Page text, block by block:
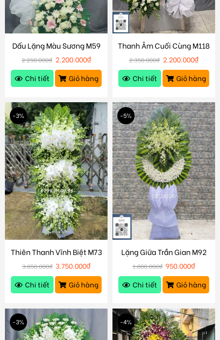
Dấu Lặng Màu Sương M59
2.250.000₫ 2.200.000₫
Chi tiết
Giỏ hàng
Thanh Âm Cuối Cùng M118
2.350.000₫ 2.200.000₫
Chi tiết
Giỏ hàng
-3%
Thiên Thanh Vĩnh Biệt M73
3.850.000₫ 3.750.000₫
Chi tiết
Giỏ hàng
-5%
Lặng Giữa Trần Gian M92
1.000.000₫ 950.000₫
Chi tiết
Giỏ hàng
-3% -4%